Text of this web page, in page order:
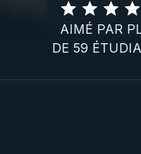
AIMÉ PAR
DE 59